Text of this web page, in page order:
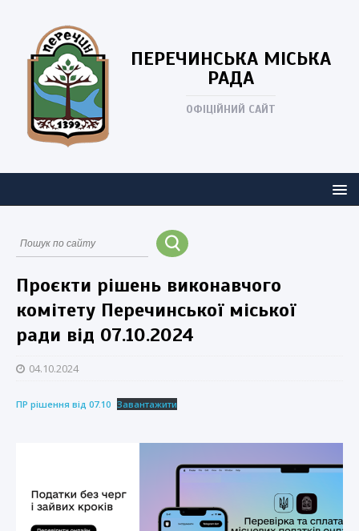
ПЕРЕЧИНСЬКА МІСЬКА
РАДА
ОФІЦІЙНИЙ САЙТ
Проєкти рішень виконавчого
комітету Перечинської міської
ради від 07.10.2024
04.10.2024
ПР рішення від 07.10 Завантажити